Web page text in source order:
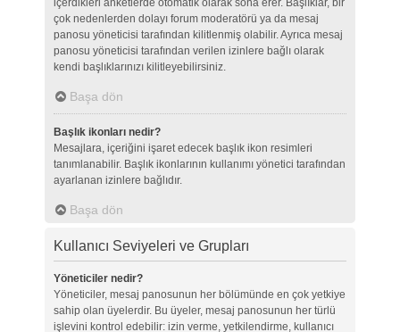
içerdikleri anketlerde otomatik olarak sona erer. Başlıklar, bir
çok nedenlerden dolayı forum moderatörü ya da mesaj
panosu yöneticisi tarafından kilitlenmiş olabilir. Ayrıca mesaj
panosu yöneticisi tarafından verilen izinlere bağlı olarak
kendi başlıklarınızı kilitleyebilirsiniz.
Başa dön
Başlık ikonları nedir?
Mesajlara, içeriğini işaret edecek başlık ikon resimleri
tanımlanabilir. Başlık ikonlarının kullanımı yönetici tarafından
ayarlanan izinlere bağlıdır.
Başa dön
Kullanıcı Seviyeleri ve Grupları
Yöneticiler nedir?
Yöneticiler, mesaj panosunun her bölümünde en çok yetkiye
sahip olan üyelerdir. Bu üyeler, mesaj panosunun her türlü
işlevini kontrol edebilir: izin verme, yetkilendirme, kullanıcı